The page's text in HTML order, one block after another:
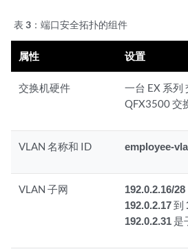
表 3： 端口安全拓扑的组件
属性 设置
交换机硬件
一台 EX 系列
QFX3500 交
VLAN 名称和 ID employee-
VLAN 子网
192.0.2.16/28
192.0.2.17到
192.0.2.31 是